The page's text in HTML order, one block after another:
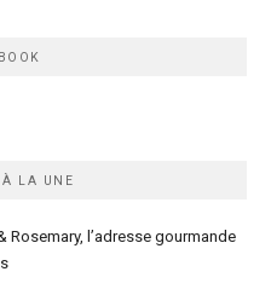
À LA UNE
Rosemary, l’adresse gourmande